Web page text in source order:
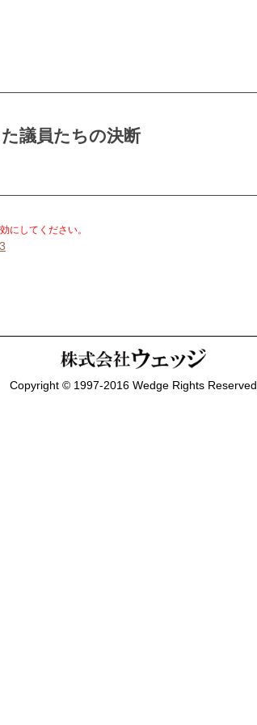
議員たちの決断
にしてください。
Copyright © 1997-2016 Wedge Rights Reserved